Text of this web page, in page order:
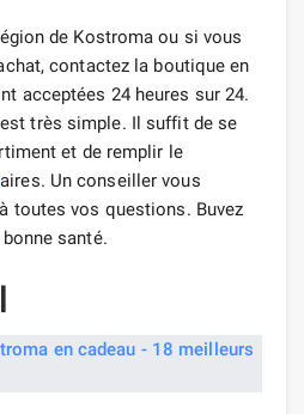
de Kostroma ou si vous
contactez la boutique en
acceptées 24 heures sur 24.
très simple. Il suffit de se
et de remplir le
aires. Un conseiller vous
toutes vos questions. Buvez
santé.